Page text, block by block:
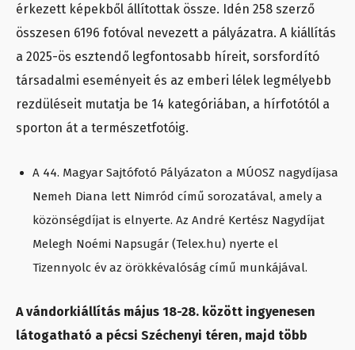
érkezett képekből állítottak össze. Idén 258 szerző
összesen 6196 fotóval nevezett a pályázatra. A kiállítás
a 2025-ös esztendő legfontosabb híreit, sorsfordító
társadalmi eseményeit és az emberi lélek legmélyebb
rezdüléseit mutatja be 14 kategóriában, a hírfotótól a
sporton át a természetfotóig.
A 44. Magyar Sajtófotó Pályázaton a MÚOSZ nagydíjasa
Nemeh Diana lett Nimród című sorozatával, amely a
közönségdíjat is elnyerte. Az André Kertész Nagydíjat
Melegh Noémi Napsugár (Telex.hu) nyerte el
Tizennyolc év az örökkévalóság című munkájával.
A vándorkiállítás május 18-28. között ingyenesen
látogatható a pécsi Széchenyi téren, majd több